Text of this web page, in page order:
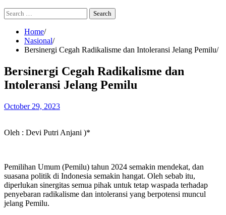
Search
for:
Home
Nasional
Bersinergi Cegah Radikalisme dan Intoleransi Jelang Pemilu
Bersinergi Cegah Radikalisme dan
Intoleransi Jelang Pemilu
October 29, 2023
Oleh : Devi Putri Anjani )*
Pemilihan Umum (Pemilu) tahun 2024 semakin mendekat, dan
suasana politik di Indonesia semakin hangat. Oleh sebab itu,
diperlukan sinergitas semua pihak untuk tetap waspada terhadap
penyebaran radikalisme dan intoleransi yang berpotensi muncul
jelang Pemilu.